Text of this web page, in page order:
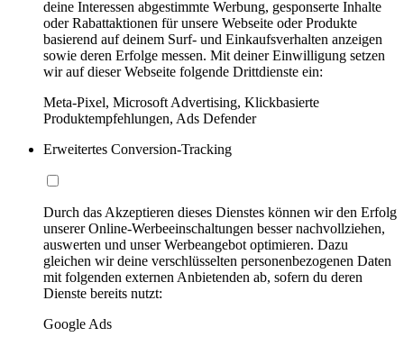
deine Interessen abgestimmte Werbung, gesponserte Inhalte
oder Rabattaktionen für unsere Webseite oder Produkte
basierend auf deinem Surf- und Einkaufsverhalten anzeigen
sowie deren Erfolge messen. Mit deiner Einwilligung setzen
wir auf dieser Webseite folgende Drittdienste ein:
Meta-Pixel, Microsoft Advertising, Klickbasierte
Produktempfehlungen, Ads Defender
Erweitertes Conversion-Tracking
Durch das Akzeptieren dieses Dienstes können wir den Erfolg
unserer Online-Werbeeinschaltungen besser nachvollziehen,
auswerten und unser Werbeangebot optimieren. Dazu
gleichen wir deine verschlüsselten personenbezogenen Daten
mit folgenden externen Anbietenden ab, sofern du deren
Dienste bereits nutzt:
Google Ads